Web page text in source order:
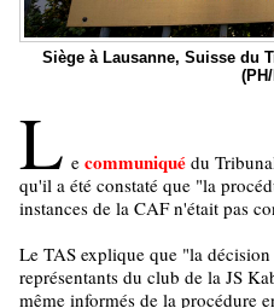
Siège à Lausanne, Suisse du
L e communiqué du
qu'il a été constaté que "la
instances de la CAF n'était pas
Le TAS explique que "la décision
représentants du club de la JS
même informés de la procédure